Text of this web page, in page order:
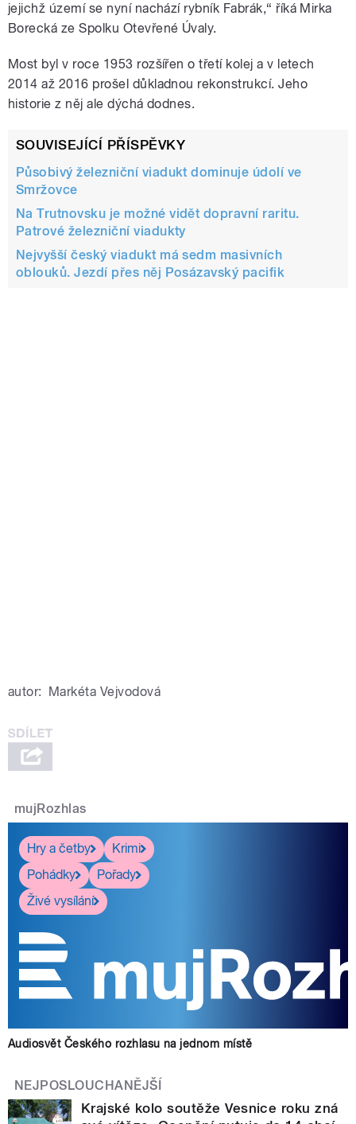
jejichž území se nyní nachází rybník Fabrák,“ říká Mirka
Borecká ze Spolku Otevřené Úvaly.
Most byl v roce 1953 rozšířen o třetí kolej a v letech
2014 až 2016 prošel důkladnou rekonstrukcí. Jeho
historie z něj ale dýchá dodnes.
SOUVISEJÍCÍ PŘÍSPĚVKY
Působivý železniční viadukt dominuje údolí ve
Smržovce
Na Trutnovsku je možné vidět dopravní raritu.
Patrové železniční viadukty
Nejvyšší český viadukt má sedm masivních
oblouků. Jezdí přes něj Posázavský pacifik
autor: Markéta Vejvodová
mujRozhlas
Hry a četby
Krimi
Pohádky
Pořady
Živé vysílání
Audiosvět Českého rozhlasu na jednom místě
NEJPOSLOUCHANĚJŠÍ
Krajské kolo soutěže Vesnice roku zná